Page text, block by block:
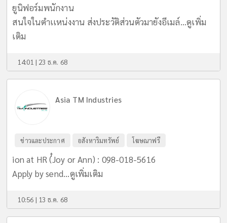
ยูนิฟอร์มพนักงาน
สนใจในตำเเหน่งงาน ส่งประวัติส่วนตัวมายังอีเมล์...ดูเพิ่ม
เติม
14:01 | 23 ธ.ค. 68
Asia TM Industries
ข่าวและประกาศ อสังหาริมทรัพย์ โฆษณาฟรี
ion at HR (่๋Joy or Ann) : 098-018-5616
Apply by send...ดูเพิ่มเติม
10:56 | 13 ธ.ค. 68